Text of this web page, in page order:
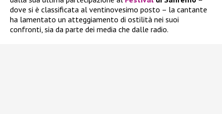
dove si è classificata al ventinovesimo posto – la cantante
ha lamentato un atteggiamento di ostilità nei suoi
confronti, sia da parte dei media che dalle radio.